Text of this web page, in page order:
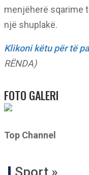
menjëherë sqarime
një shuplakë.
Klikoni këtu për të
RËNDA)
FOTO GALERI
Top Channel
Sport »